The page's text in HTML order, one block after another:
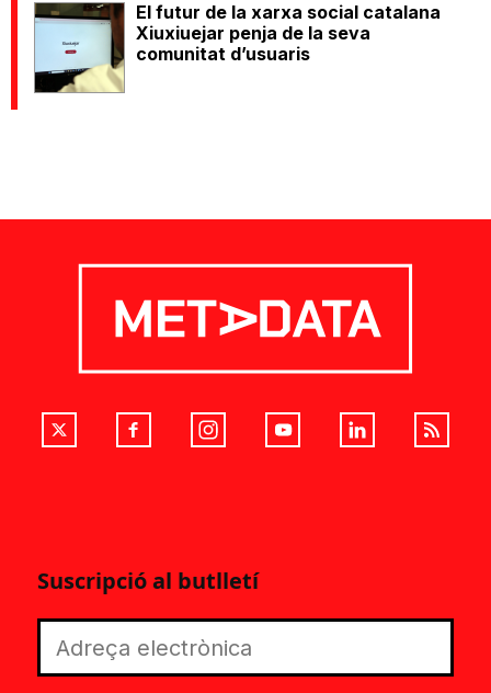
El futur de la xarxa social catalana
Xiuxiuejar penja de la seva
comunitat d’usuaris
Suscripció al butlletí